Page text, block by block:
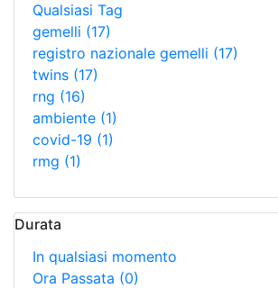
Qualsiasi Tag
gemelli (17)
registro nazionale gemelli (17)
twins (17)
rng (16)
ambiente (1)
covid-19 (1)
rmg (1)
Durata
In qualsiasi momento
Ora Passata (0)